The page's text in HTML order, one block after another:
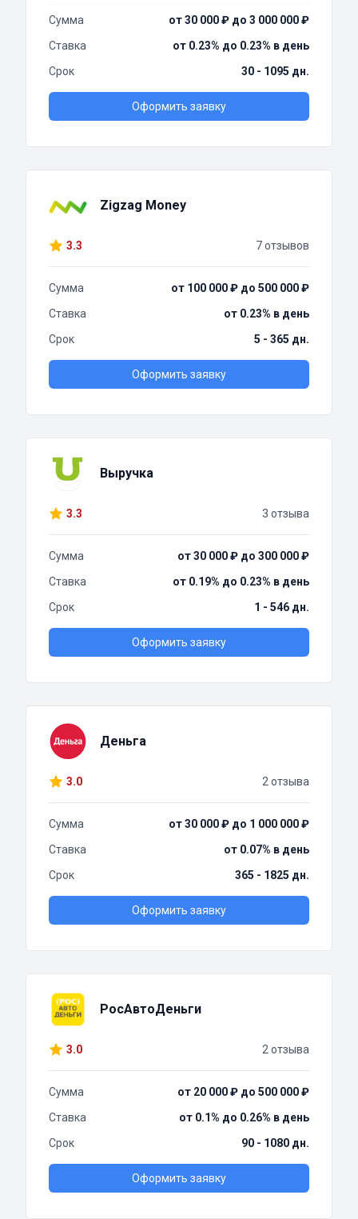
Сумма
от 30 000 ₽ до 3 000 000 ₽
Ставка
от 0.23% до 0.23% в день
Срок
30 - 1095 дн.
Оформить заявку
Zigzag Money
3.3 7 отзывов
Сумма
от 100 000 ₽ до 500 000 ₽
Ставка
от 0.23% в день
Срок
5 - 365 дн.
Оформить заявку
Выручка
3.3 3 отзыва
Сумма
от 30 000 ₽ до 300 000 ₽
Ставка
от 0.19% до 0.23% в день
Срок
1 - 546 дн.
Оформить заявку
Деньга
3.0 2 отзыва
Сумма
от 30 000 ₽ до 1 000 000 ₽
Ставка
от 0.07% в день
Срок
365 - 1825 дн.
Оформить заявку
РосАвтоДеньги
3.0 2 отзыва
Сумма
от 20 000 ₽ до 500 000 ₽
Ставка
от 0.1% до 0.26% в день
Срок
90 - 1080 дн.
Оформить заявку